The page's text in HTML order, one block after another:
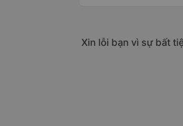
Xin lỗi bạn vì sự bất